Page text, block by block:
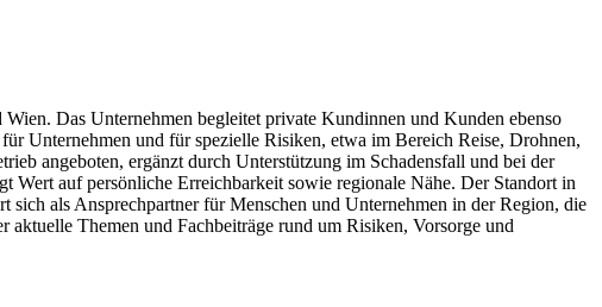
Das Unternehmen begleitet private Kundinnen und Kunden ebenso
Unternehmen und für spezielle Risiken, etwa im Bereich Reise, Drohnen,
angeboten, ergänzt durch Unterstützung im Schadensfall und bei der
Wert auf persönliche Erreichbarkeit sowie regionale Nähe. Der Standort in
als Ansprechpartner für Menschen und Unternehmen in der Region, die
Themen und Fachbeiträge rund um Risiken, Vorsorge und